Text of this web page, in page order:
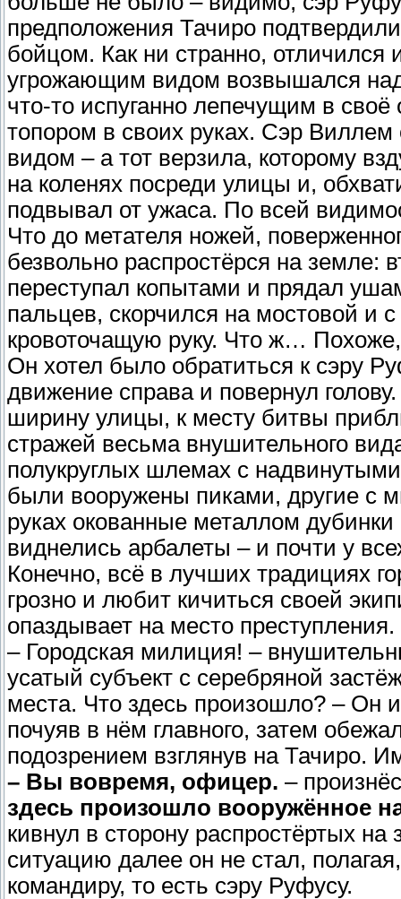
предположения Тачиро
бойцом. Как ни странно,
угрожающим видом возвышался
что-то испуганно лепечущим в
топором в своих руках. Сэр
видом – а тот верзила, которому
на коленях посреди улицы и,
подвывал от ужаса. По всей
Что до метателя ножей,
безвольно распростёрся на земле:
переступал копытами и прядал
пальцев, скорчился на мостовой и
кровоточащую руку. Что ж…
Он хотел было обратиться к сэру
движение справа и повернул
ширину улицы, к месту битвы
стражей весьма внушительного
полукруглых шлемах с
были вооружены пиками, другие с
руках окованные металлом
виднелись арбалеты – и почти у
Конечно, всё в лучших традициях
грозно и любит кичиться своей
опаздывает на место преступления.
– Городская милиция! –
усатый субъект с серебряной
места. Что здесь произошло? – Он
почуяв в нём главного, затем
подозрением взглянув на Тачиро.
– Вы вовремя, офицер. –
здесь произошло вооружённое
кивнул в сторону распростёртых
ситуацию далее он не стал,
командиру, то есть сэру Руфусу.